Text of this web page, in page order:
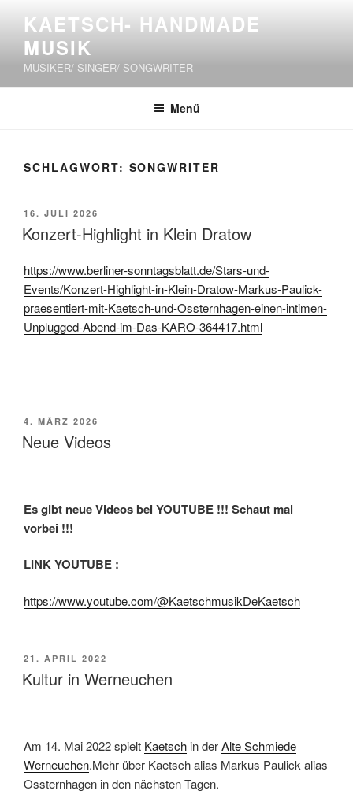
springen
KAETSCH- HANDMADE
MUSIK
MUSIKER/ SINGER/ SONGWRITER
Menü
SCHLAGWORT: SONGWRITER
VERÖFFENTLICHT
AM
16. JULI 2026
Konzert-Highlight in Klein Dratow
https://www.berliner-sonntagsblatt.de/Stars-und-
Events/Konzert-Highlight-in-Klein-Dratow-Markus-Paulick-
praesentiert-mit-Kaetsch-und-Ossternhagen-einen-intimen-
Unplugged-Abend-im-Das-KARO-364417.html
VERÖFFENTLICHT
AM
4. MÄRZ 2026
Neue Videos
Es gibt neue Videos bei YOUTUBE !!! Schaut mal
vorbei !!!
LINK YOUTUBE :
https://www.youtube.com/@KaetschmusikDeKaetsch
VERÖFFENTLICHT
AM
21. APRIL 2022
Kultur in Werneuchen
Am 14. Mai 2022 spielt Kaetsch in derAlte Schmiede
Werneuchen.Mehr über Kaetsch alias Markus Paulick alias
Ossternhagen in den nächsten Tagen.